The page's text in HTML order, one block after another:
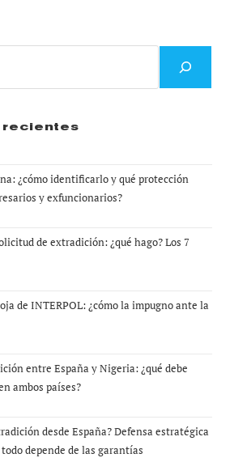
recientes
¿cómo identificarlo y qué protección
y exfuncionarios?
de extradición: ¿qué hago? Los 7
de INTERPOL: ¿cómo la impugno ante la
entre España y Nigeria: ¿qué debe
ambos países?
desde España? Defensa estratégica
depende de las garantías